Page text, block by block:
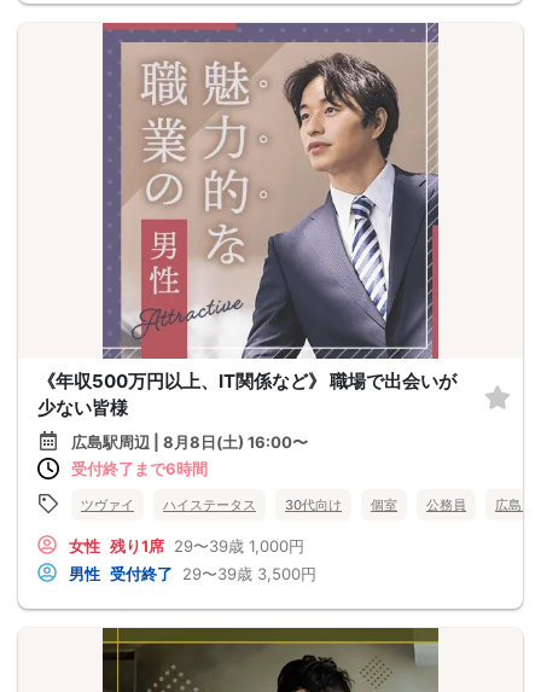
《年収500万円以上、IT関係など》 職場で出会いが
少ない皆様
広島駅周辺 | 8月8日(土) 16:00〜
受付終了まで6時間
ツヴァイ ハイステータス 30代向け 個室 公務員 広島県
女性 残り1席 29〜39歳 1,000円
男性 受付終了 29〜39歳 3,500円